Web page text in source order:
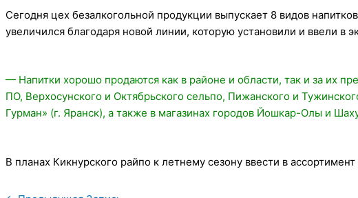
Сегодня цех безалкогольной продукции выпускает 8 видов
увеличился благодаря новой линии, которую установили и ввели
— Напитки хорошо продаются как в районе и области, так и за их
ПО, Верхосунского и Октябрьского сельпо, Пижанского и
Гурман» (г. Яранск), а также в магазинах городов Йошкар-Олы и
В планах Кикнурского райпо к летнему сезону ввести в